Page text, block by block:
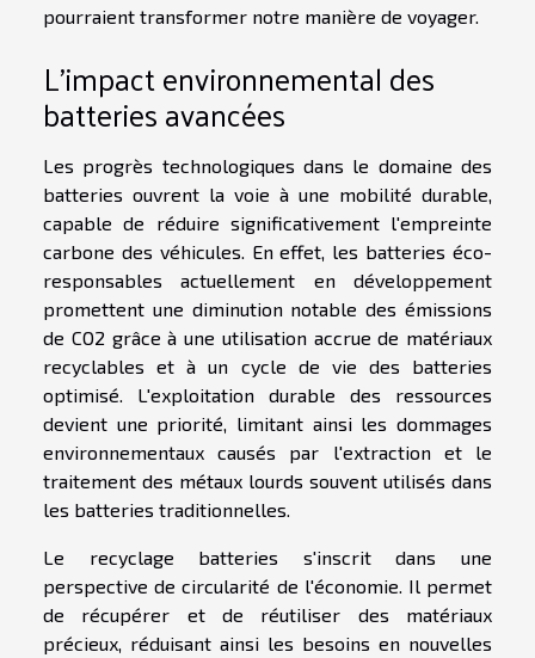
pourraient transformer notre manière de voyager.
L'impact environnemental des
batteries avancées
Les progrès technologiques dans le domaine des
batteries ouvrent la voie à une mobilité durable,
capable de réduire significativement l'empreinte
carbone des véhicules. En effet, les batteries éco-
responsables actuellement en développement
promettent une diminution notable des émissions
de CO2 grâce à une utilisation accrue de matériaux
recyclables et à un cycle de vie des batteries
optimisé. L'exploitation durable des ressources
devient une priorité, limitant ainsi les dommages
environnementaux causés par l'extraction et le
traitement des métaux lourds souvent utilisés dans
les batteries traditionnelles.
Le recyclage batteries s'inscrit dans une
perspective de circularité de l'économie. Il permet
de récupérer et de réutiliser des matériaux
précieux, réduisant ainsi les besoins en nouvelles